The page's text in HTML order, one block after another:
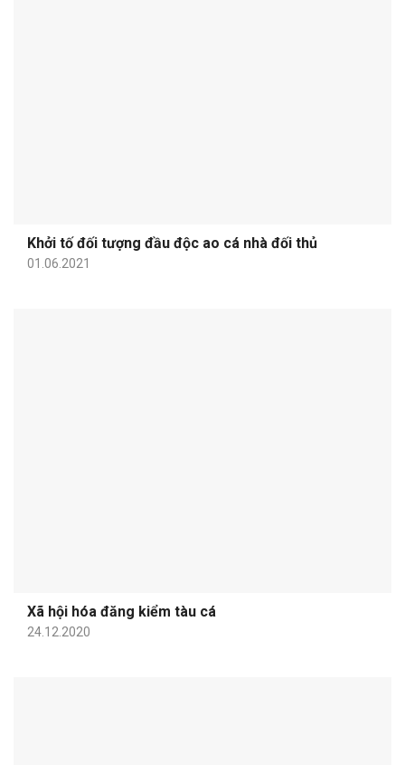
Khởi tố đối tượng đầu độc ao cá nhà đối thủ
01.06.2021
Xã hội hóa đăng kiểm tàu cá
24.12.2020